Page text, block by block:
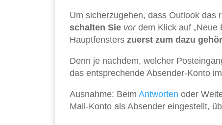
Um sicherzugehen, dass Outlook das
schalten Sie vordem Klick auf „Neue
Hauptfensters zuerst zum dazu
Denn je nachdem, welcher
das entsprechende Absender-Konto
Ausnahme: Beim Antworten oder
Mail-Konto als Absender eingestellt,